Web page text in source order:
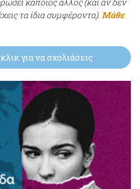
τα ίδια συμφέροντα). Μάθε
για να σχολιάσεις